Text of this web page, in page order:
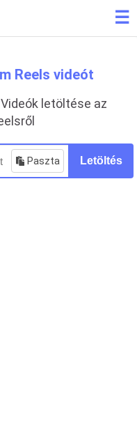
☰
Reels videót
letöltése az
Paszta Letöltés